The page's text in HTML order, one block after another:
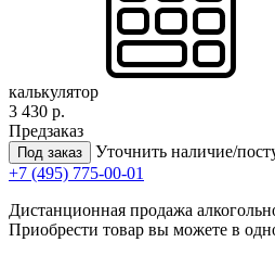
калькулятор
3 430 р.
Предзаказ
Под заказ
Уточнить наличие/
+7 (495) 775-00-01
Дистанционная продажа
Приобрести товар вы можете в